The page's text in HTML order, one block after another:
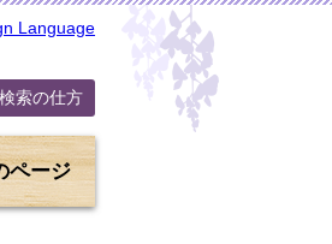
Language
検索の仕方
ページ